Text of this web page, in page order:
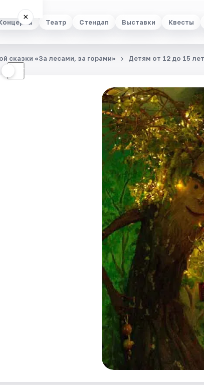
Театр Стендап Выставки Квесты
×
☾
сказки «За лесами, за горами» Детям от 12 до 15 лет